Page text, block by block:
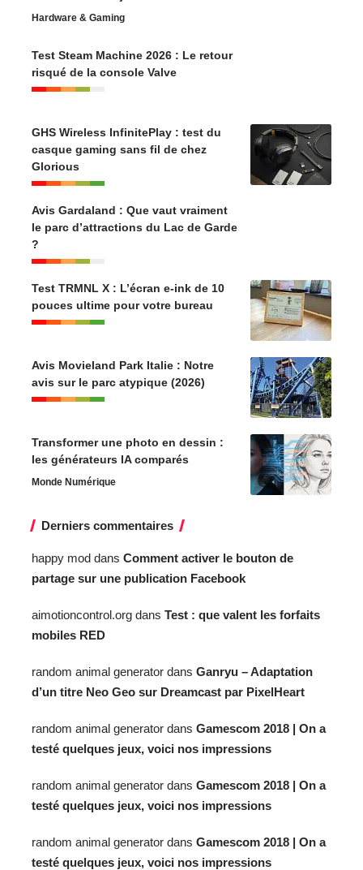
Hardware & Gaming
Test Steam Machine 2026 : Le retour
risqué de la console Valve
GHS Wireless InfinitePlay : test du
casque gaming sans fil de chez
Glorious
Avis Gardaland : Que vaut vraiment
le parc d’attractions du Lac de Garde
?
Test TRMNL X : L’écran e-ink de 10
pouces ultime pour votre bureau
Avis Movieland Park Italie : Notre
avis sur le parc atypique (2026)
Transformer une photo en dessin :
les générateurs IA comparés
Monde Numérique
Derniers commentaires
happy mod dans Comment activer le bouton de
partage sur une publication Facebook
aimotioncontrol.org dans Test : que valent les forfaits
mobiles RED
random animal generator dans Ganryu – Adaptation
d’un titre Neo Geo sur Dreamcast par PixelHeart
random animal generator dans Gamescom 2018 | On a
testé quelques jeux, voici nos impressions
random animal generator dans Gamescom 2018 | On a
testé quelques jeux, voici nos impressions
random animal generator dans Gamescom 2018 | On a
testé quelques jeux, voici nos impressions